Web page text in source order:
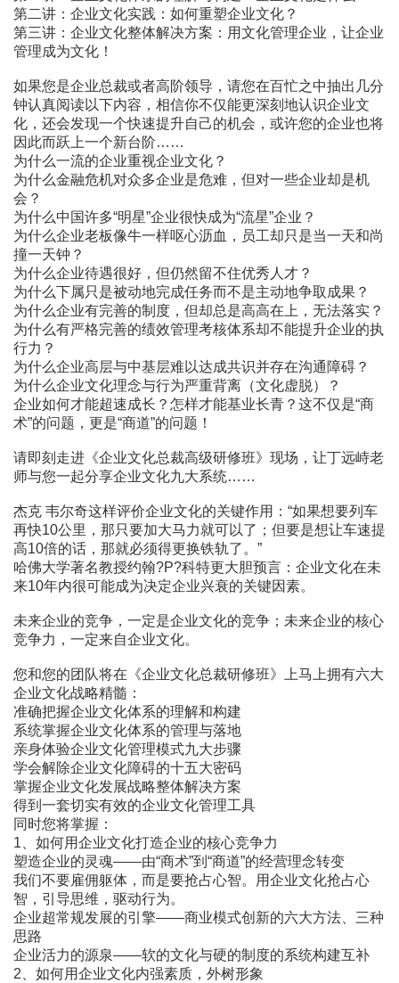
第二讲：企业文化实践：如何重塑企业文化？
第三讲：企业文化整体解决方案：用文化管理企业，让企业
管理成为文化！
如果您是企业总裁或者高阶领导，请您在百忙之中抽出几分
钟认真阅读以下内容，相信你不仅能更深刻地认识企业文
化，还会发现一个快速提升自己的机会，或许您的企业也将
因此而跃上一个新台阶……
为什么一流的企业重视企业文化？
为什么金融危机对众多企业是危难，但对一些企业却是机
会？
为什么中国许多“明星”企业很快成为“流星”企业？
为什么企业老板像牛一样呕心沥血，员工却只是当一天和尚
撞一天钟？
为什么企业待遇很好，但仍然留不住优秀人才？
为什么下属只是被动地完成任务而不是主动地争取成果？
为什么企业有完善的制度，但却总是高高在上，无法落实？
为什么有严格完善的绩效管理考核体系却不能提升企业的执
行力？
为什么企业高层与中基层难以达成共识并存在沟通障碍？
为什么企业文化理念与行为严重背离（文化虚脱）？
企业如何才能超速成长？怎样才能基业长青？这不仅是“商
术”的问题，更是“商道”的问题！
请即刻走进《企业文化总裁高级研修班》现场，让丁远峙老
师与您一起分享企业文化九大系统……
杰克 韦尔奇这样评价企业文化的关键作用：“如果想要列车
再快10公里，那只要加大马力就可以了；但要是想让车速提
高10倍的话，那就必须得更换铁轨了。”
哈佛大学著名教授约翰?P?科特更大胆预言：企业文化在未
来10年内很可能成为决定企业兴衰的关键因素。
未来企业的竞争，一定是企业文化的竞争；未来企业的核心
竞争力，一定来自企业文化。
您和您的团队将在《企业文化总裁研修班》上马上拥有六大
企业文化战略精髓：
准确把握企业文化体系的理解和构建
系统掌握企业文化体系的管理与落地
亲身体验企业文化管理模式九大步骤
学会解除企业文化障碍的十五大密码
掌握企业文化发展战略整体解决方案
得到一套切实有效的企业文化管理工具
同时您将掌握：
1、如何用企业文化打造企业的核心竞争力
塑造企业的灵魂――由“商术”到“商道”的经营理念转变
我们不要雇佣躯体，而是要抢占心智。用企业文化抢占心
智，引导思维，驱动行为。
企业超常规发展的引擎――商业模式创新的六大方法、三种
思路
企业活力的源泉――软的文化与硬的制度的系统构建互补
2、如何用企业文化内强素质，外树形象